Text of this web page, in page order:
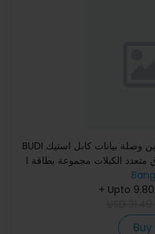
BUDI متعددة الوظائف الذكية بطاقة تخزين وصلة بيانات كابل استيك
الكبلات مجموعة بطاقة ا
+ Upto